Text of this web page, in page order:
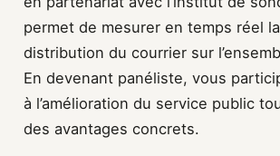
permet de mesurer en temps réel
distribution du courrier sur
En devenant panéliste, vous
à l’amélioration du service public
des avantages concrets.